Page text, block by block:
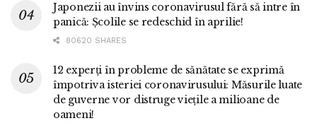
Japonezii au învins coronavirusul fără să intre în
panică: Școlile se redeschid în aprilie!
80620 SHARES
12 experți în probleme de sănătate se exprimă
împotriva isteriei coronavirusului: Măsurile luate
de guverne vor distruge viețile a milioane de
oameni!